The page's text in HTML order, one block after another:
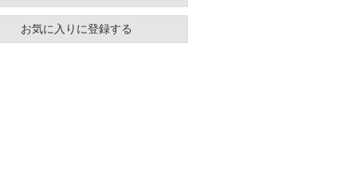
お気に入りに登録する